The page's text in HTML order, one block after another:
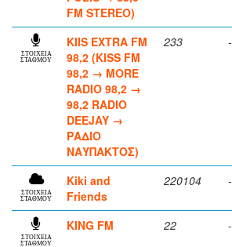
FM STEREO)
ΣΤΟΙΧΕΙΑ
ΣΤΑΘΜΟΥ
KIIS EXTRA FM
98,2 (KISS FM
98,2 → MORE
RADIO 98,2 →
98,2 RADIO
DEEJAY →
ΡΑΔΙΟ
ΝΑΥΠΑΚΤΟΣ)
233 -
ΣΤΟΙΧΕΙΑ
ΣΤΑΘΜΟΥ
Kiki and
Friends
220104 -
ΣΤΟΙΧΕΙΑ
ΣΤΑΘΜΟΥ
KING FM 22 -